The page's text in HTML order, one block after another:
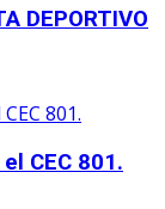
DEPORTIVO
CEC 801.